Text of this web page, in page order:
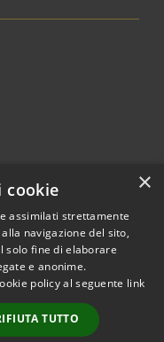
© 2026 • Comune di
Trebbiense (PC) •
byMunicipium
Accesso redazione
×
cookie
assimilati strettamente
navigazione del sito,
solo fine di elaborare
e anonime.
policy al seguente link
TUTTO